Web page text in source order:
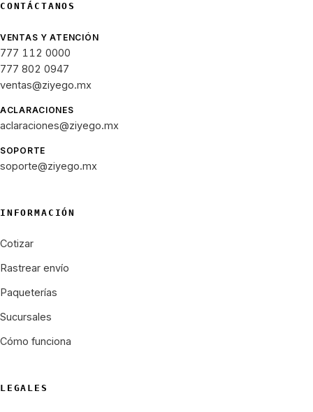
CONTÁCTANOS
VENTAS Y ATENCIÓN
777 112 0000
777 802 0947
ventas@ziyego.mx
ACLARACIONES
aclaraciones@ziyego.mx
SOPORTE
soporte@ziyego.mx
INFORMACIÓN
Cotizar
Rastrear envío
Paqueterías
Sucursales
Cómo funciona
LEGALES